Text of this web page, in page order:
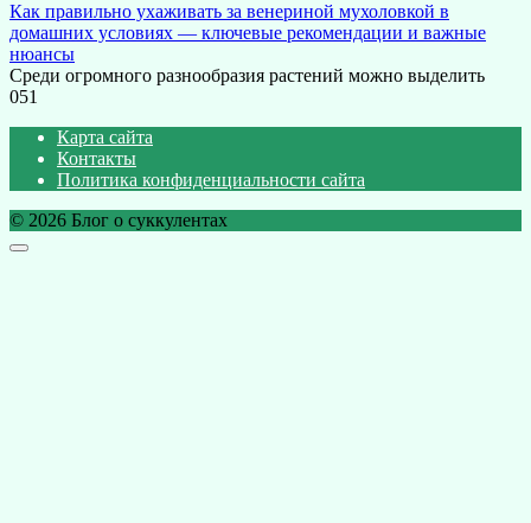
Как правильно ухаживать за венериной мухоловкой в
домашних условиях — ключевые рекомендации и важные
нюансы
Среди огромного разнообразия растений можно выделить
051
Карта сайта
Контакты
Политика конфиденциальности сайта
© 2026 Блог о суккулентах